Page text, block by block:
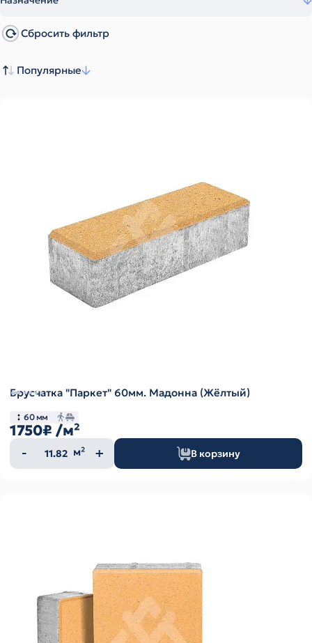
Сбросить фильтр
Популярные
Брусчатка "Паркет" 60мм. Мадонна (Жёлтый)
60 мм
1750₽ /м²
Количество
товара
м² В корзину